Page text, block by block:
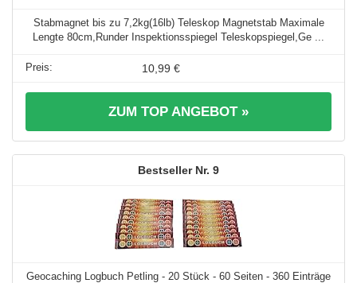
Stabmagnet bis zu 7,2kg(16lb) Teleskop Magnetstab Maximale
Lengte 80cm,Runder Inspektionsspiegel Teleskopspiegel,Ge ...
10,99 €
ZUM TOP ANGEBOT »
9
Geocaching Logbuch Petling - 20 Stück - 60 Seiten - 360 Einträge